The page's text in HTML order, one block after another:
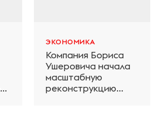
ЭКОНОМИКА
Компания Бориса
Ушеровича начала
масштабную
реконструкцию